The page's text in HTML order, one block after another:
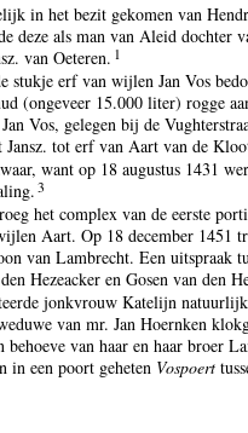
in het bezit gekomen van
deze als man van Aleid dochter
van Oeteren. 1
stukje erf van wijlen Jan Vos
(ongeveer 15.000 liter) rogge
Vos, gelegen bij de
Jansz. tot erf van Aart van de
want op 18 augustus 1431
3
het complex van de eerste
Aart. Op 18 december 1451
van Lambrecht. Een uitspraak
Hezeacker en Gosen van den
jonkvrouw Katelijn
van mr. Jan Hoernken
behoeve van haar en haar broer
in een poort geheten Vospoert